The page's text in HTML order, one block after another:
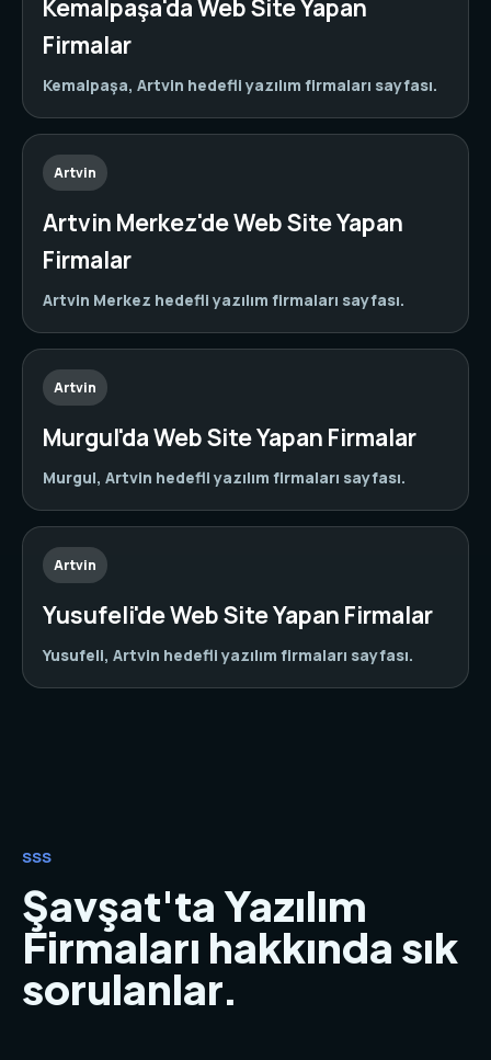
Kemalpaşa'da Web Site Yapan
Firmalar
Kemalpaşa, Artvin hedefli yazılım firmaları sayfası.
Artvin
Artvin Merkez'de Web Site Yapan
Firmalar
Artvin Merkez hedefli yazılım firmaları sayfası.
Artvin
Murgul'da Web Site Yapan Firmalar
Murgul, Artvin hedefli yazılım firmaları sayfası.
Artvin
Yusufeli'de Web Site Yapan Firmalar
Yusufeli, Artvin hedefli yazılım firmaları sayfası.
SSS
Şavşat'ta Yazılım
Firmaları hakkında sık
sorulanlar.